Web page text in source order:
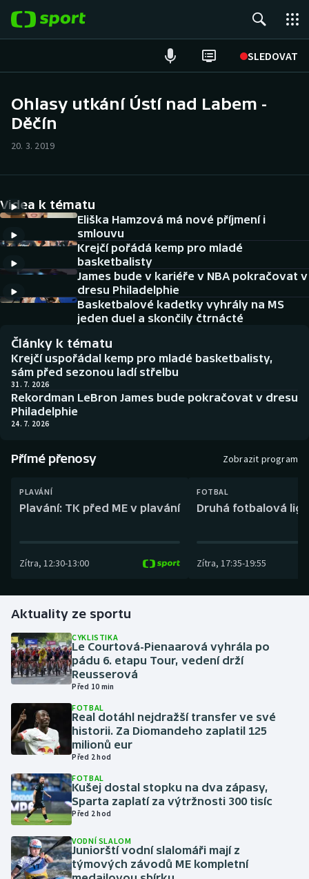
SLEDOVAT
Hokej
Cyklistika
DALŠÍ SPORTY
Americký fotbal
Baseball a softbal
Basketbal
Biatlon
Boby a skeleton
Box
Curling
Golf
Gymnastika
Házená
Jezdectví
Judo
Krasobruslení
Lezení
Lyže a snowboard
NEPŘEHLÉDNĚTE
Historické návraty
Aplikace ČT sport
AZ kvíz
Ohlasy utkání Ústí nad Labem -
Děčín
20. 3. 2019
Videa k tématu
Eliška Hamzová má nové příjmení i
smlouvu
Krejčí pořádá kemp pro mladé
basketbalisty
James bude v kariéře v NBA pokračovat v
dresu Philadelphie
Basketbalové kadetky vyhrály na MS
jeden duel a skončily čtrnácté
Články k tématu
Krejčí uspořádal kemp pro mladé basketbalisty,
sám před sezonou ladí střelbu
31. 7. 2026
Rekordman LeBron James bude pokračovat v dresu
Philadelphie
24. 7. 2026
Přímé přenosy Zobrazit program
PLAVÁNÍ
Plavání: TK před ME v plavání
Zítra, 12:30-13:00
FOTBAL
Druhá fotbalová
Zítra, 17:35-19:55
Aktuality ze sportu
CYKLISTIKA
Le Courtová-Pienaarová vyhrála po
pádu 6. etapu Tour, vedení drží
Reusserová
Před 10 min
FOTBAL
Real dotáhl nejdražší transfer ve své
historii. Za Diomandeho zaplatil 125
milionů eur
Před 2 hod
FOTBAL
Kušej dostal stopku na dva zápasy,
Sparta zaplatí za výtržnosti 300 tisíc
Před 2 hod
VODNÍ SLALOM
Juniorští vodní slalomáři mají z
týmových závodů ME kompletní